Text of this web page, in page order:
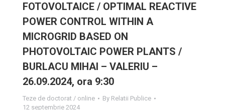
FOTOVOLTAICE / OPTIMAL REACTIVE
POWER CONTROL WITHIN A
MICROGRID BASED ON
PHOTOVOLTAIC POWER PLANTS /
BURLACU MIHAI – VALERIU –
26.09.2024, ora 9:30
Teze de doctorat / online By Relatii Publice
12 septembrie 2024